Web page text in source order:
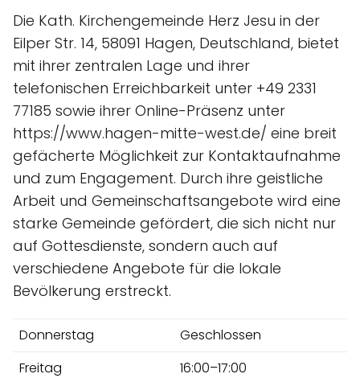
Die Kath. Kirchengemeinde Herz Jesu in der
Eilper Str. 14, 58091 Hagen, Deutschland, bietet
mit ihrer zentralen Lage und ihrer
telefonischen Erreichbarkeit unter +49 2331
77185 sowie ihrer Online-Präsenz unter
https://www.hagen-mitte-west.de/ eine breit
gefächerte Möglichkeit zur Kontaktaufnahme
und zum Engagement. Durch ihre geistliche
Arbeit und Gemeinschaftsangebote wird eine
starke Gemeinde gefördert, die sich nicht nur
auf Gottesdienste, sondern auch auf
verschiedene Angebote für die lokale
Bevölkerung erstreckt.
Donnerstag
Geschlossen
Freitag
16:00–17:00